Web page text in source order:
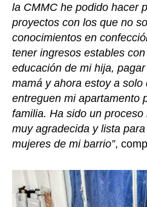
la CMMC he podido hacer
proyectos con los que no
conocimientos en
tener ingresos estables
educación de mi hija,
mamá y ahora estoy a
entreguen mi apartamento
familia. Ha sido un
muy agradecida y lista
mujeres de mi barrio”,